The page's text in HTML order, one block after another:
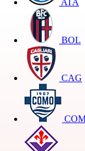
ATA
BOL
CAG